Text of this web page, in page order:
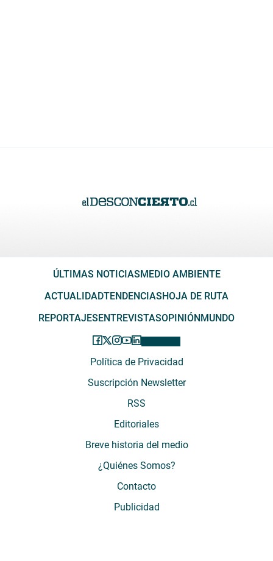
ÚLTIMAS NOTICIAS MEDIO AMBIENTE
ACTUALIDADTENDENCIAS HOJA DE RUTA
REPORTAJES ENTREVISTASOPINIÓN MUNDO
Política de Privacidad
Suscripción Newsletter
RSS
Editoriales
Breve historia del medio
¿Quiénes Somos?
Contacto
Publicidad